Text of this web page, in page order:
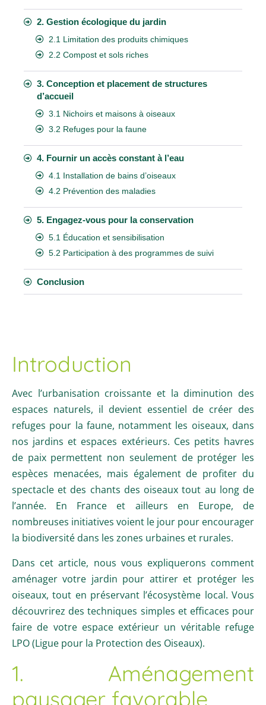
2. Gestion écologique du jardin
2.1 Limitation des produits chimiques
2.2 Compost et sols riches
3. Conception et placement de structures
d’accueil
3.1 Nichoirs et maisons à oiseaux
3.2 Refuges pour la faune
4. Fournir un accès constant à l’eau
4.1 Installation de bains d’oiseaux
4.2 Prévention des maladies
5. Engagez-vous pour la conservation
5.1 Éducation et sensibilisation
5.2 Participation à des programmes de suivi
Conclusion
Introduction
Avec l’urbanisation croissante et la diminution des
espaces naturels, il devient essentiel de créer des
refuges pour la faune, notamment les oiseaux, dans
nos jardins et espaces extérieurs. Ces petits havres
de paix permettent non seulement de protéger les
espèces menacées, mais également de profiter du
spectacle et des chants des oiseaux tout au long de
l’année. En France et ailleurs en Europe, de
nombreuses initiatives voient le jour pour encourager
la biodiversité dans les zones urbaines et rurales.
Dans cet article, nous vous expliquerons comment
aménager votre jardin pour attirer et protéger les
oiseaux, tout en préservant l’écosystème local. Vous
découvrirez des techniques simples et efficaces pour
faire de votre espace extérieur un véritable refuge
LPO (Ligue pour la Protection des Oiseaux).
1. Aménagement
paysager favorable